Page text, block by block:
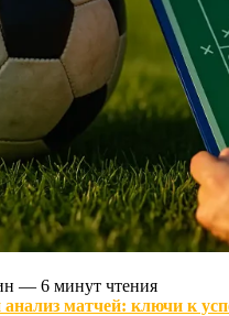
— 6 минут чтения
матчей: ключи к